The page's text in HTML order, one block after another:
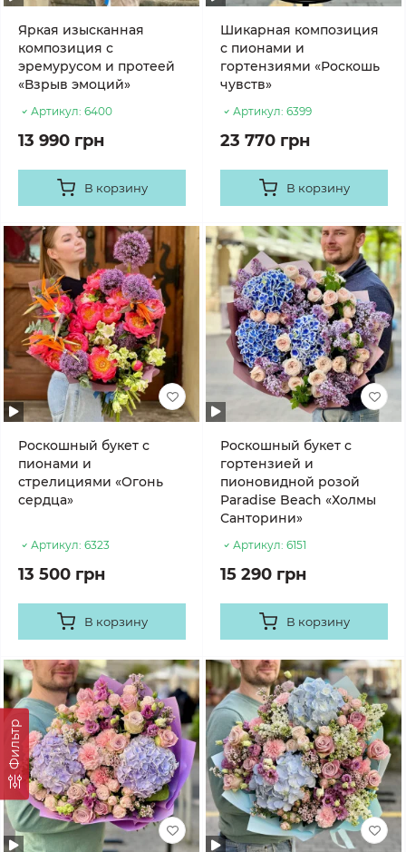
Фильтр
Яркая изысканная
композиция с
эремурусом и протеей
«Взрыв эмоций»
Артикул: 6400
13 990 грн
В корзину
Шикарная композиция
с пионами и
гортензиями «Роскошь
чувств»
Артикул: 6399
23 770 грн
В корзину
Роскошный букет с
пионами и
стрелициями «Огонь
сердца»
Артикул: 6323
13 500 грн
В корзину
Роскошный букет с
гортензией и
пионовидной розой
Paradise Beach «Холмы
Санторини»
Артикул: 6151
15 290 грн
В корзину